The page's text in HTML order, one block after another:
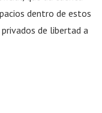
dentro de estos
de libertad a